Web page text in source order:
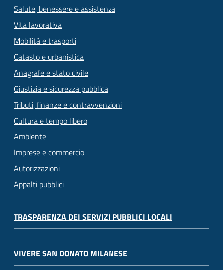
Salute, benessere e assistenza
Vita lavorativa
Mobilità e trasporti
Catasto e urbanistica
Anagrafe e stato civile
Giustizia e sicurezza pubblica
Tributi, finanze e contravvenzioni
Cultura e tempo libero
Ambiente
Imprese e commercio
Autorizzazioni
Appalti pubblici
TRASPARENZA DEI SERVIZI PUBBLICI LOCALI
VIVERE SAN DONATO MILANESE